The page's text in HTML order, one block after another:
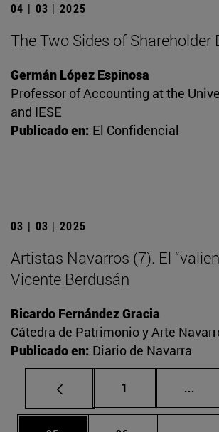
04 | 03 | 2025
The Two Sides of Shareholder
Germán López Espinosa
Professor of Accounting at the
and IESE
Publicado en: El Confidencial
03 | 03 | 2025
Artistas Navarros (7). El
Vicente Berdusán
Ricardo Fernández Gracia
Cátedra de Patrimonio y Arte
Publicado en: Diario de Navarra
Página
1 ...